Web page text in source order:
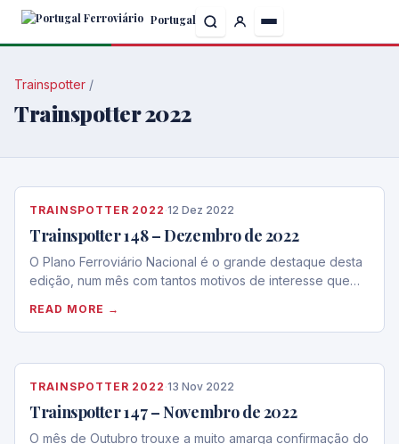
Skip
content
Portugal
Trainspotter /
Trainspotter 2022
TRAINSPOTTER 2022 ·12 Dez 2022
Trainspotter 148 – Dezembro de 2022
O Plano Ferroviário Nacional é o grande destaque desta
edição, num mês com tantos motivos de interesse que…
READ MORE →
TRAINSPOTTER 2022 ·13 Nov 2022
Trainspotter 147 – Novembro de 2022
O mês de Outubro trouxe a muito amarga confirmação do